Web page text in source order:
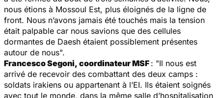
nous étions à Mossoul Est, plus éloignés de la ligne de
front. Nous n’avons jamais été touchés mais la tension
était palpable car nous savions que des cellules
dormantes de Daesh étaient possiblement présentes
autour de nous".
Francesco Segoni, coordinateur MSF : "Il nous est
arrivé de recevoir des combattant des deux camps :
soldats irakiens ou appartenant à l’EI. Ils étaient soignés
avec tout le monde, dans la même salle d’hospitalisation